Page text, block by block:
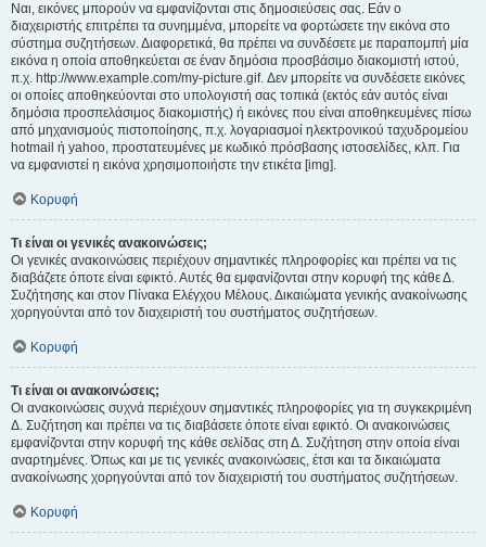
Ναι, εικόνες μπορούν να εμφανίζονται στις δημοσιεύσεις σας. Εάν ο
διαχειριστής επιτρέπει τα συνημμένα, μπορείτε να φορτώσετε την εικόνα στο
σύστημα συζητήσεων. Διαφορετικά, θα πρέπει να συνδέσετε με παραπομπή μία
εικόνα η οποία αποθηκεύεται σε έναν δημόσια προσβάσιμο διακομιστή ιστού,
π.χ. http://www.example.com/my-picture.gif. Δεν μπορείτε να συνδέσετε εικόνες
οι οποίες αποθηκεύονται στο υπολογιστή σας τοπικά (εκτός εάν αυτός είναι
δημόσια προσπελάσιμος διακομιστής) ή εικόνες που είναι αποθηκευμένες πίσω
από μηχανισμούς πιστοποίησης, π.χ. λογαριασμοί ηλεκτρονικού ταχυδρομείου
hotmail ή yahoo, προστατευμένες με κωδικό πρόσβασης ιστοσελίδες, κλπ. Για
να εμφανιστεί η εικόνα χρησιμοποιήστε την ετικέτα [img].
Κορυφή
Τι είναι οι γενικές ανακοινώσεις;
Οι γενικές ανακοινώσεις περιέχουν σημαντικές πληροφορίες και πρέπει να τις
διαβάζετε όποτε είναι εφικτό. Αυτές θα εμφανίζονται στην κορυφή της κάθε Δ.
Συζήτησης και στον Πίνακα Ελέγχου Μέλους. Δικαιώματα γενικής ανακοίνωσης
χορηγούνται από τον διαχειριστή του συστήματος συζητήσεων.
Κορυφή
Τι είναι οι ανακοινώσεις;
Οι ανακοινώσεις συχνά περιέχουν σημαντικές πληροφορίες για τη συγκεκριμένη
Δ. Συζήτηση και πρέπει να τις διαβάσετε όποτε είναι εφικτό. Οι ανακοινώσεις
εμφανίζονται στην κορυφή της κάθε σελίδας στη Δ. Συζήτηση στην οποία είναι
αναρτημένες. Όπως και με τις γενικές ανακοινώσεις, έτσι και τα δικαιώματα
ανακοίνωσης χορηγούνται από τον διαχειριστή του συστήματος συζητήσεων.
Κορυφή